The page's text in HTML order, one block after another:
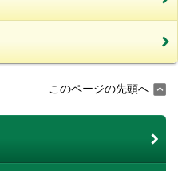
このページの先頭へ